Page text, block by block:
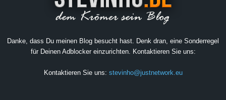
Danke, dass Du meinen Blog besucht hast. Denk dran, eine Sonderregel
für Deinen Adblocker einzurichten. Kontaktieren Sie uns:
Kontaktieren Sie uns: stevinho@justnetwork.eu